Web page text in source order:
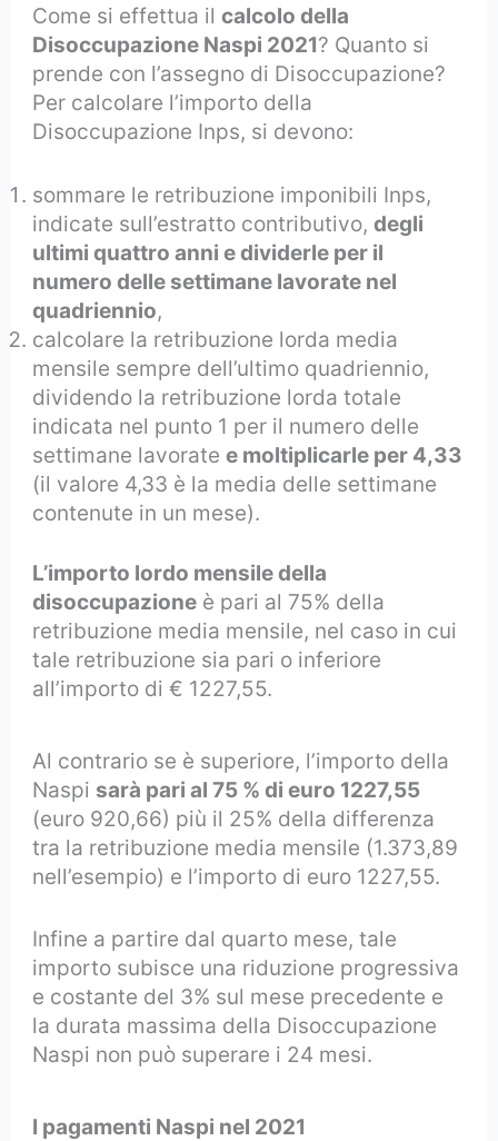
Come si effettua ilcalcolo della
Disoccupazione Naspi 2021? Quanto si
prende con l’assegno di Disoccupazione?
Per calcolare l’importo della
Disoccupazione Inps, si devono:
sommare le retribuzione imponibili Inps,
indicate sull’estratto contributivo,degli
ultimi quattro anni e dividerle per il
numero delle settimane lavorate nel
quadriennio,
calcolare la retribuzione lorda media
mensile sempre dell’ultimo quadriennio,
dividendo la retribuzione lorda totale
indicata nel punto 1 per il numero delle
settimane lavoratee moltiplicarle per 4,33
(il valore 4,33 è la media delle settimane
contenute in un mese).
L’importo lordo mensile della
disoccupazione è pari al 75% della
retribuzione media mensile, nel caso in cui
tale retribuzione sia pari o inferiore
all’importo di € 1227,55.
Al contrario se è superiore, l’importo della
Naspi sarà pari al 75 % di euro 1227,55
(euro 920,66) più il 25% della differenza
tra la retribuzione media mensile (1.373,89
nell’esempio) e l’importo di euro 1227,55.
Infine a partire dal quarto mese, tale
importo subisce una riduzione progressiva
e costante del 3% sul mese precedente e
la durata massima della Disoccupazione
Naspi non può superare i 24 mesi.
I pagamenti Naspi nel 2021